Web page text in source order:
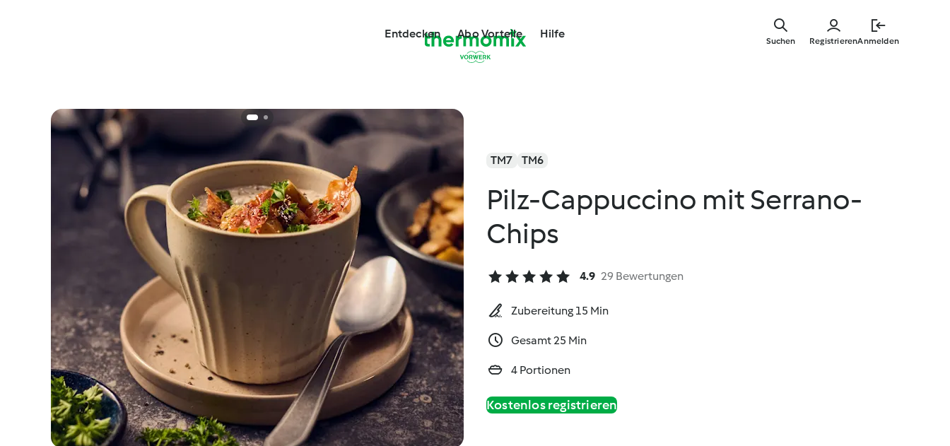
springen
Entdecken Abo Vorteile Hilfe
RegistrierenAnmelden
Suchen
TM7 TM6
Pilz-Cappuccino mit Serrano-
Chips
4.9 29 Bewertungen
Zubereitung 15 Min
Gesamt 25 Min
4 Portionen
Kostenlos registrieren